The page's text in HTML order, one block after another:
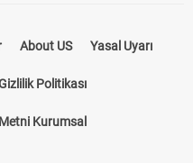
About US Yasal Uyarı
Politikası
Kurumsal